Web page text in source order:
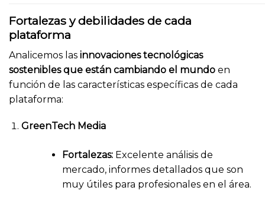
Fortalezas y debilidades de cada
plataforma
Analicemos las innovaciones tecnológicas
sostenibles que están cambiando el mundo en
función de las características específicas de cada
plataforma:
GreenTech Media
Fortalezas:Excelente análisis de
mercado, informes detallados que son
muy útiles para profesionales en el área.